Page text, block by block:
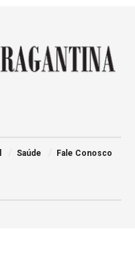
Saúde Fale Conosco